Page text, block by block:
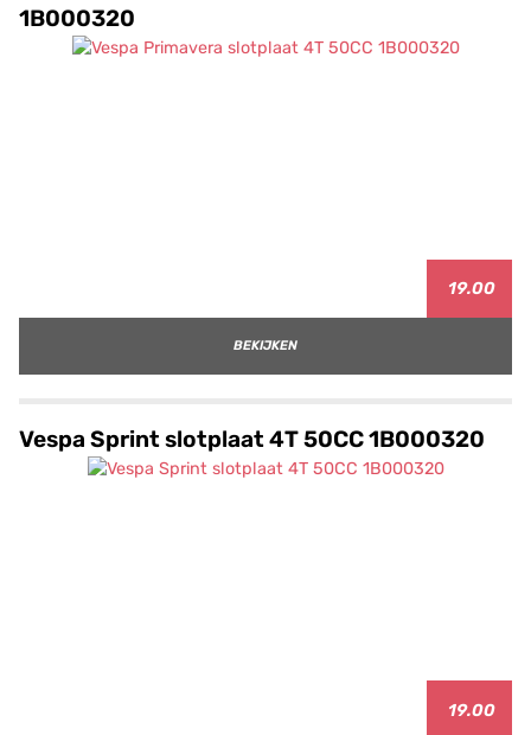
1B000320
19.00
BEKIJKEN
Vespa Sprint slotplaat 4T 50CC 1B000320
19.00